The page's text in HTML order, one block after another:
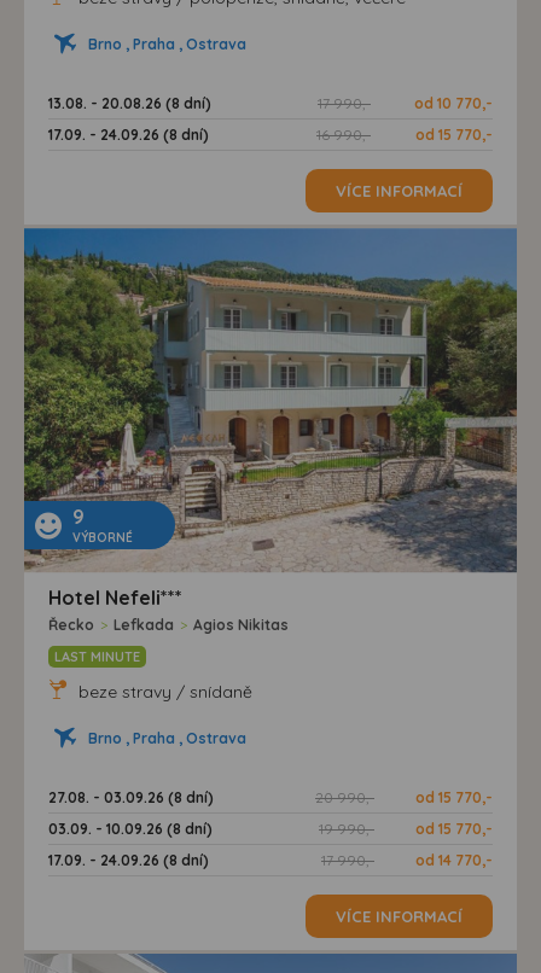
Brno , Praha , Ostrava
13.08. - 20.08.26 (8 dní) 17 990,-
od 10 770,-
17.09. - 24.09.26 (8 dní)
16 990,- od 15 770,-
VÍCE INFORMACÍ
9
VÝBORNÉ
Hotel Nefeli***
Řecko > Lefkada > Agios Nikitas
LAST MINUTE
beze stravy / snídaně
Brno , Praha , Ostrava
27.08. - 03.09.26 (8 dní) 20 990,-
od 15 770,-
03.09. - 10.09.26 (8 dní)
19 990,-
od 15 770,-
17.09. - 24.09.26 (8 dní)
17 990,- od 14 770,-
VÍCE INFORMACÍ